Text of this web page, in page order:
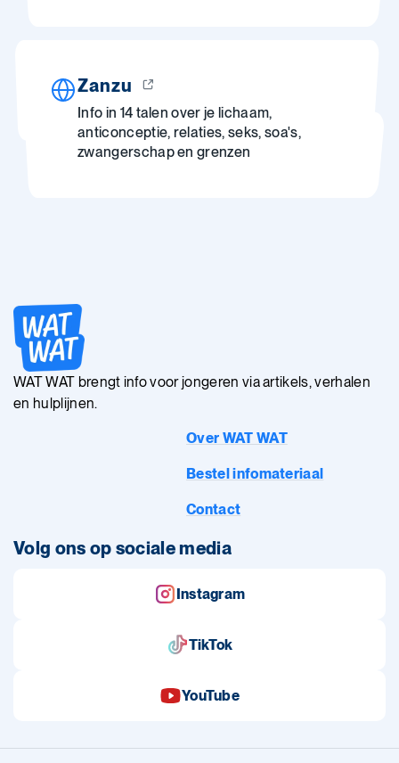
Zanzu
Info in 14 talen over je lichaam,
anticonceptie, relaties, seks, soa's,
zwangerschap en grenzen
WAT WAT brengt info voor jongeren via artikels, verhalen
en hulplijnen.
Over WAT WAT
Bestel infomateriaal
Contact
Volg ons op sociale media
Instagram
TikTok
YouTube